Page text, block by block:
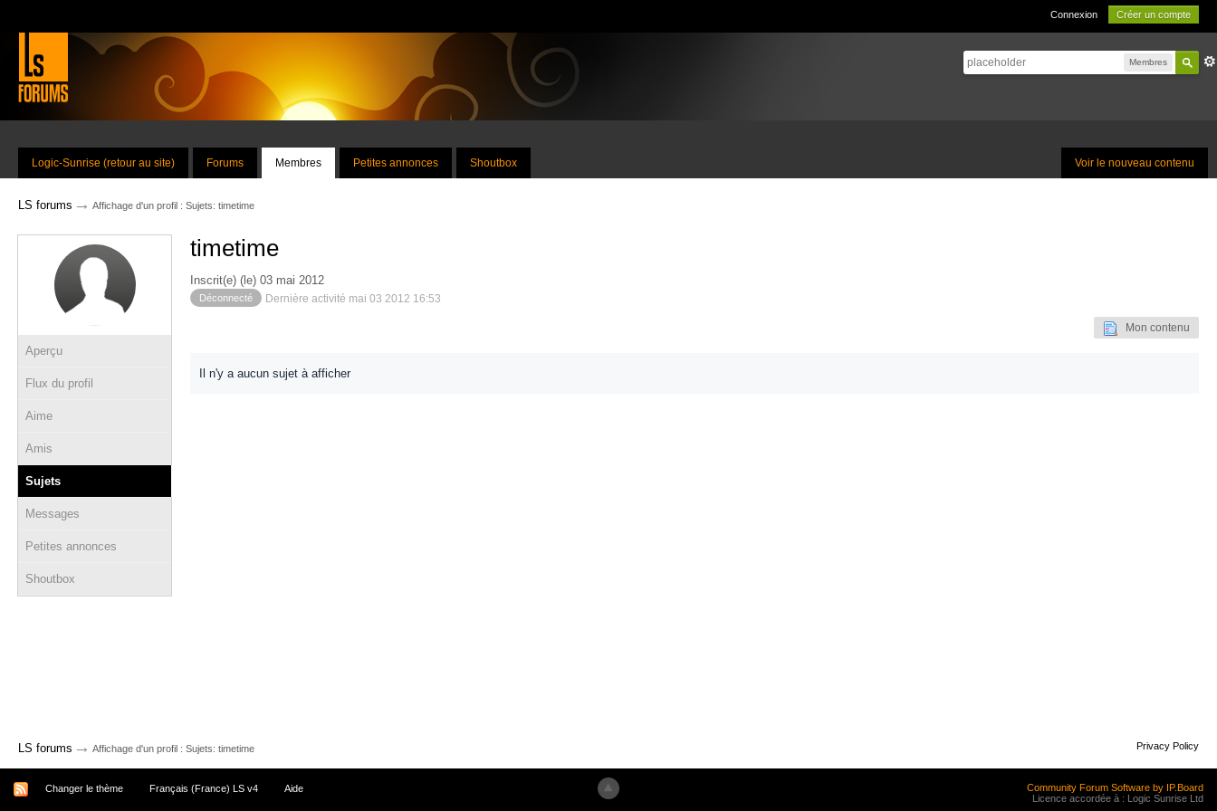
Connexion Créer un compte
Membres
Voir le nouveau contenu
Logic-Sunrise (retour au site) Forums Membres Petites annonces Shoutbox
LS forums → Affichage d'un profil : Sujets: timetime
Aperçu
Flux du profil
Aime
Amis
Sujets
Messages
Petites annonces
Shoutbox
timetime
Inscrit(e) (le) 03 mai 2012
Déconnecté Dernière activité mai 03 2012 16:53
Mon contenu
Il n'y a aucun sujet à afficher
LS forums → Affichage d'un profil : Sujets: timetime Privacy Policy
Changer le thème Français (France) LS v4 Aide
Community Forum Software by IP.Board
Licence accordée à : Logic Sunrise Ltd